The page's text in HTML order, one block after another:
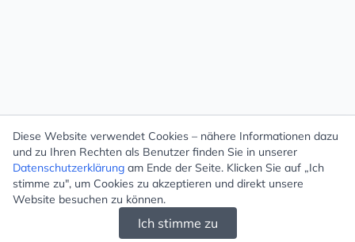
Diese Website verwendet Cookies – nähere Informationen dazu
und zu Ihren Rechten als Benutzer finden Sie in unserer
Datenschutzerklärung am Ende der Seite. Klicken Sie auf „Ich
stimme zu", um Cookies zu akzeptieren und direkt unsere
Website besuchen zu können.
Ich stimme zu